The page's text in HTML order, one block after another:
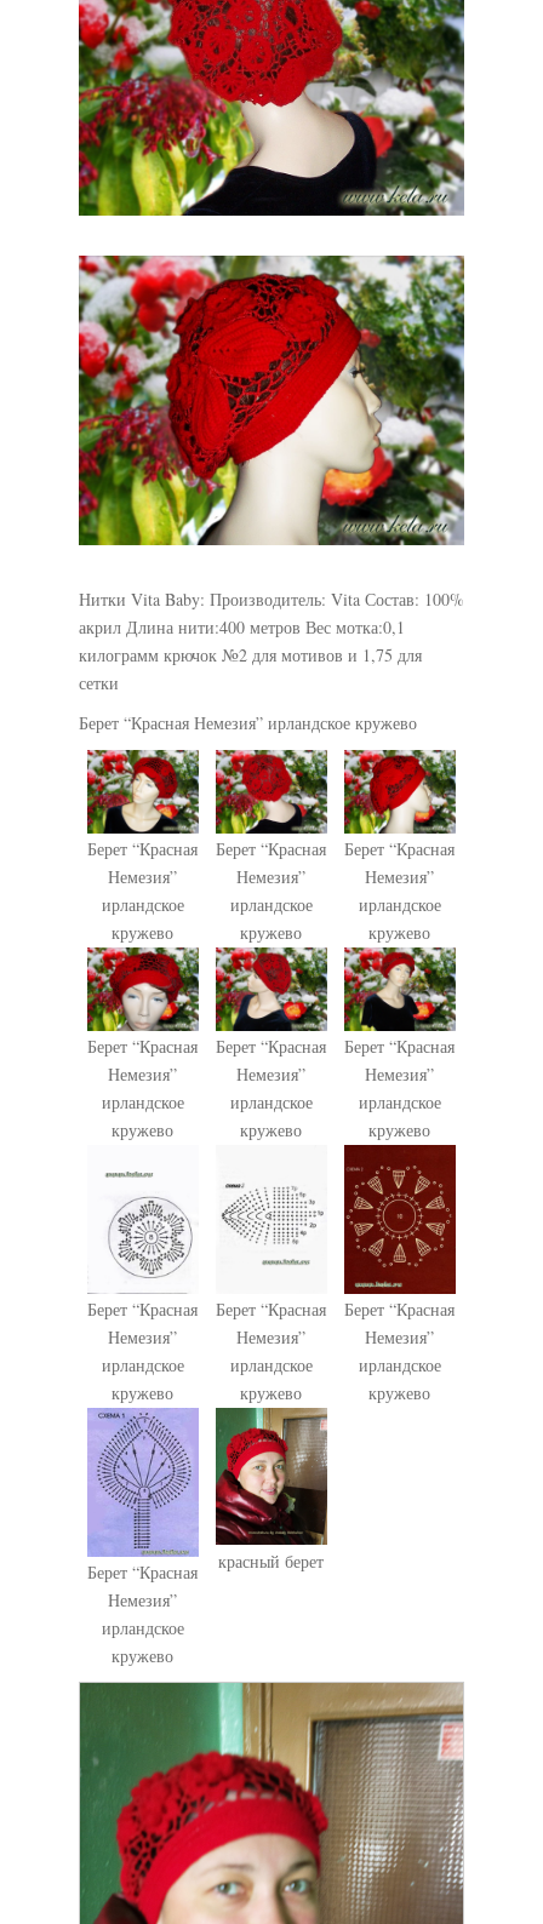
Нитки Vita Baby: Производитель: Vita Состав: 100%
акрил Длина нити:400 метров Вес мотка:0,1
килограмм крючок №2 для мотивов и 1,75 для
сетки
Берет “Красная Немезия” ирландское кружево
Берет “Красная
Немезия”
ирландское
кружево
Берет “Красная
Немезия”
ирландское
кружево
Берет “Красная
Немезия”
ирландское
кружево
Берет “Красная
Немезия”
ирландское
кружево
Берет “Красная
Немезия”
ирландское
кружево
Берет “Красная
Немезия”
ирландское
кружево
Берет “Красная
Немезия”
ирландское
кружево
Берет “Красная
Немезия”
ирландское
кружево
Берет “Красная
Немезия”
ирландское
кружево
Берет “Красная
Немезия”
ирландское
кружево
красный берет